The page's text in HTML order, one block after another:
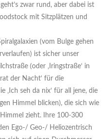
zwar rund, aber dabei ist
mit Sitzplätzen und
(vom Bulge gehen
ist sicher unser
(oder ‚Iringstraße‘ in
der Nacht‘ für die
‚Ich seh da nix‘ für all jene, die
Himmel blicken), die sich wie
zieht. Ihre 100-300
Ego-/ Geo-/ Heliozentrisch